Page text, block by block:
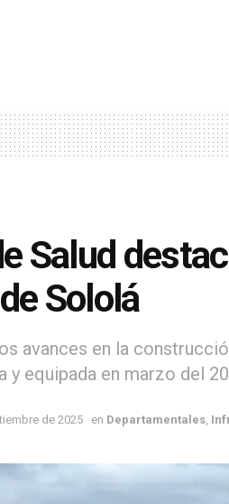
Salud
Sololá
avances en la
y equipada en marzo del
de 2025 en Departamentales,